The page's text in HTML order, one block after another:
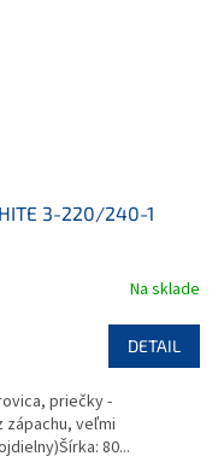
3-220/240-1
Na sklade
DETAIL
priečky -
zápachu, veľmi
80...